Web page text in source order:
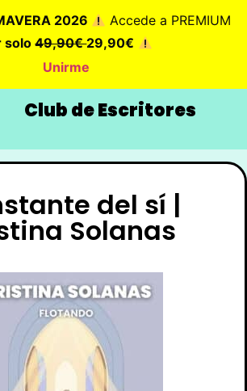
2026
Accede a PREMIUM
solo49,90€29,90€
Unirme
Club de Escritores
del sí |
Solanas